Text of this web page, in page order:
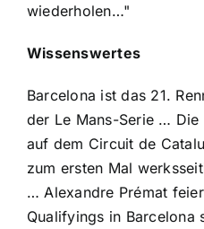
wiederholen…"
Wissenswertes
Barcelona ist das 21.
der Le Mans-Serie … Die
auf dem Circuit de
zum ersten Mal
… Alexandre Prémat
Qualifyings in Barcelona